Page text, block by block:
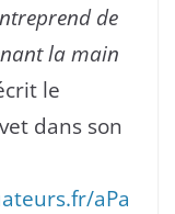
de
la main
le
dans son
aPa